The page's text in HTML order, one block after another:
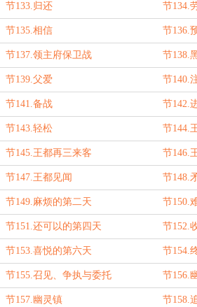
节133.归还 节134.
节135.相信 节136.
节137.领主府保卫战 节138.
节139.父爱 节140.
节141.备战 节142.
节143.轻松 节144.
节145.王都再三来客 节146.
节147.王都见闻 节148.
节149.麻烦的第二天 节150.
节151.还可以的第四天 节152.
节153.喜悦的第六天 节154.
节155.召见、争执与委托 节156.
节157.幽灵镇 节158.